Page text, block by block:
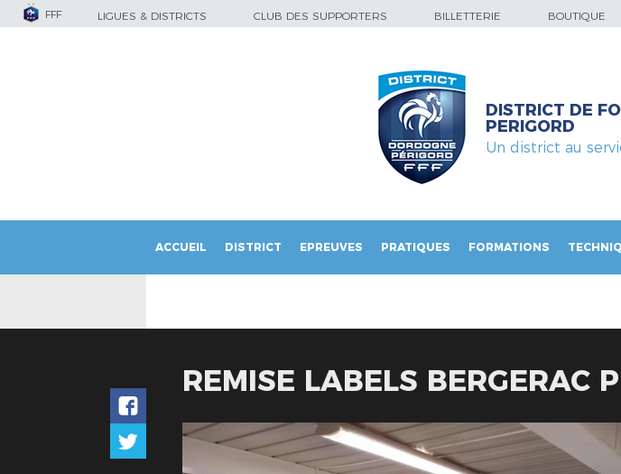
FFF LIGUES & DISTRICTS CLUB DES SUPPORTERS BILLETTERIE BOUTIQUE
DISTRICT DE
PERIGORD
Un district au
ACCUEIL DISTRICT EPREUVES PRATIQUES FORMATIONS
REMISE LABELS BERGERAC